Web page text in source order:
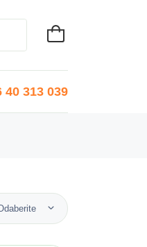
40 313 039